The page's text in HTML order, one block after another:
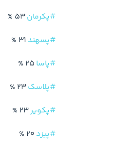
#پکرمان
#پسهند
#پاسا
#پلاسک
#پکویر
#پیزد